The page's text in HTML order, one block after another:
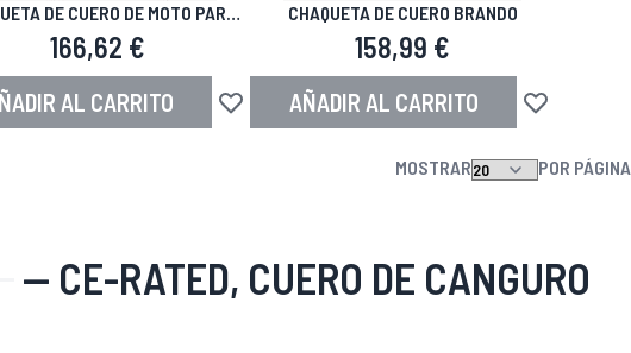
de Deseos
DE CUERO DE MOTO PARA
MUJER
166,62 €
AL CARRITO Añadir a la Lista de Deseos
CHAQUETA DE CUERO BRANDO
158,99 €
AÑADIR AL CARRITO Añadir a la
MOSTRAR POR PÁGINA
— CE-RATED, CUERO DE CANGURO